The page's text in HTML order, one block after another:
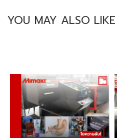
YOU MAY ALSO LIKE